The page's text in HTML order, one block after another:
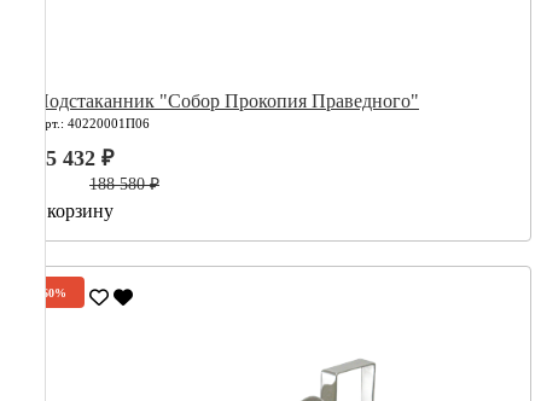
Подстаканник "Собор Прокопия Праведного"
Арт.: 40220001П06
75 432 ₽
188 580 ₽
В корзину
-60%